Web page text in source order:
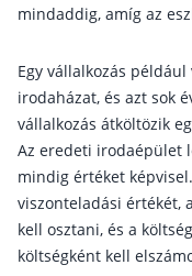
mindaddig, amíg az
Egy vállalkozás
irodaházat, és azt sok
vállalkozás átköltözik
Az eredeti irodaépület
mindig értéket
viszonteladási értékét,
kell osztani, és a
költségként kell